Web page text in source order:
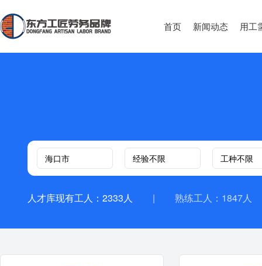
首页 新闻动态 用工
人才库现有工人：2333人 | 熟练工人：1847人